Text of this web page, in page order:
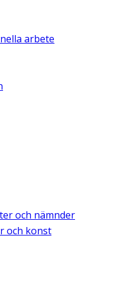
arbete
och nämnder
och konst